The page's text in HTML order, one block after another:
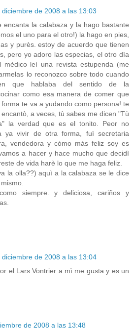
diciembre de 2008 a las 13:03
encanta la calabaza y la hago bastante
el uno para el otro!) la hago en pies,
y purès. estoy de acuerdo que tienen
pero yo adoro las especias, el otro dìa
mèdico leì una revista estupenda (me
lo reconozco sobre todo cuando
que hablaba del sentido de la
como esa manera de comer que
te va a yudando como persona! te
a veces, tù sabes me dicen "Tù
la verdad que es el tonito. Peor no
ya vivir de otra forma, fuì secretaria
vendedora y còmo màs feliz soy es
a hacer y hace mucho que decidì
de vida harè lo que me haga feliz.
la olla??) aquì a la calabaza se le dice
siempre. y deliciosa, cariños y
diciembre de 2008 a las 13:04
el Lars Vontrier a mì me gusta y es un
de 2008 a las 13:48